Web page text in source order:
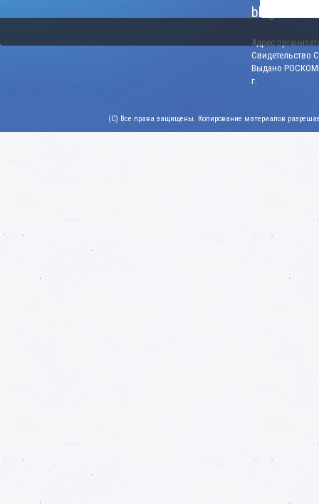
blago-
Адрес
Свидетельство
Выдано
г.
(C) Все права защищены. Копирование материалов